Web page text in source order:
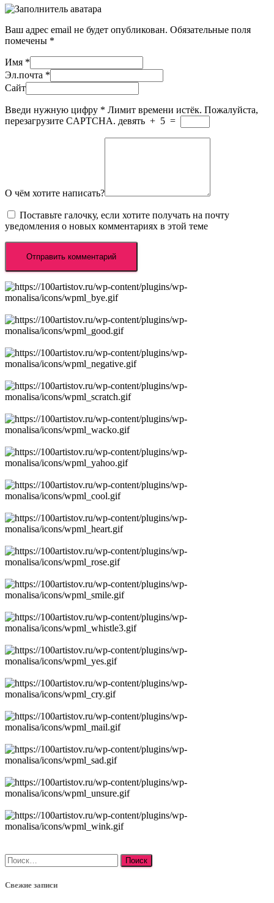
Ваш адрес email не будет опубликован. Обязательные поля
помечены *
Имя *
Эл.почта *
Сайт
Введи нужную цифру * Лимит времени истёк. Пожалуйста,
перезагрузите CAPTCHA. девять + 5 =
О чём хотите написать?
Поставьте галочку, если хотите получать на почту
уведомления о новых комментариях в этой теме
Найти:
Свежие записи